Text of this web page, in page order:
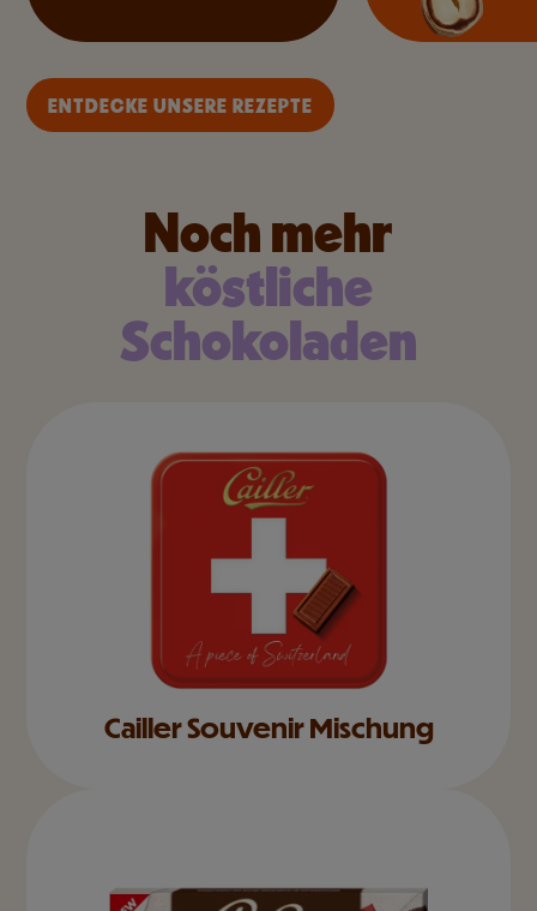
ENTDECKE UNSERE REZEPTE
Noch mehr
köstliche
Schokoladen
Cailler Souvenir Mischung